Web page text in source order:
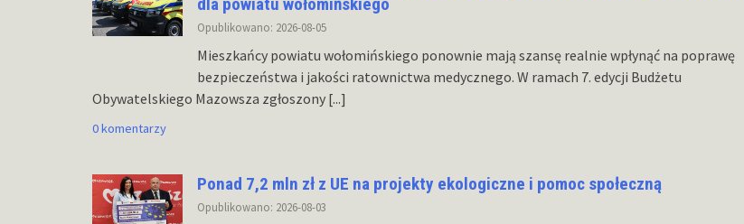
dla powiatu wołomińskiego
Opublikowano: 2026-08-05
Mieszkańcy powiatu wołomińskiego ponownie mają szansę realnie wpłynąć na poprawę
bezpieczeństwa i jakości ratownictwa medycznego. W ramach 7. edycji Budżetu
Obywatelskiego Mazowsza zgłoszony [...]
0 komentarzy
Ponad 7,2 mln zł z UE na projekty ekologiczne i pomoc społeczną
Opublikowano: 2026-08-03